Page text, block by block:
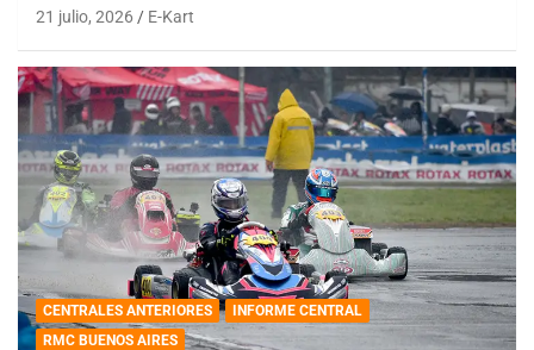
21 julio, 2026 E-Kart
CENTRALES ANTERIORES
INFORME CENTRAL
RMC BUENOS AIRES